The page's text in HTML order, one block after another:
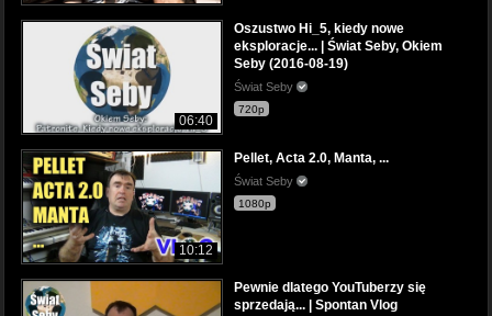
06:40
Oszustwo Hi_5, kiedy nowe
eksploracje... | Świat Seby, Okiem
Seby (2016-08-19)
Świat Seby
720p
10:12
Pellet, Acta 2.0, Manta, ...
Świat Seby
1080p
Pewnie dlatego YouTuberzy się
sprzedają... | Spontan Vlog